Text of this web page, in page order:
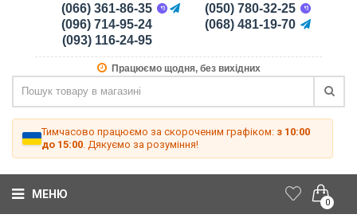
(066) 361-86-35
(096) 714-95-24
(093) 116-24-95
(050) 780-32-25
(068) 481-19-70
Працюємо щодня, без вихідних
Тимчасово працюємо за скороченим графіком: з 10:00
до 15:00 . Дякуємо за розуміння!
0
МЕНЮ